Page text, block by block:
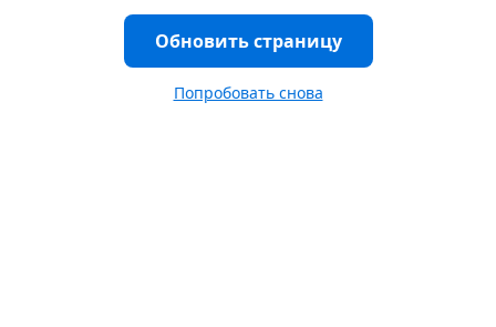
Обновить страницу
Попробовать снова